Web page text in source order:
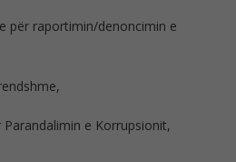
për raportimin/denoncimin e
e Korrupsionit,